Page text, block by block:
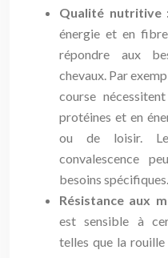
Qualité nutritive
énergie et en
répondre aux
chevaux. Par
course
protéines et en
ou de loisir.
convalescence
besoins spécifiques.
Résistance aux
est sensible à
telles que la